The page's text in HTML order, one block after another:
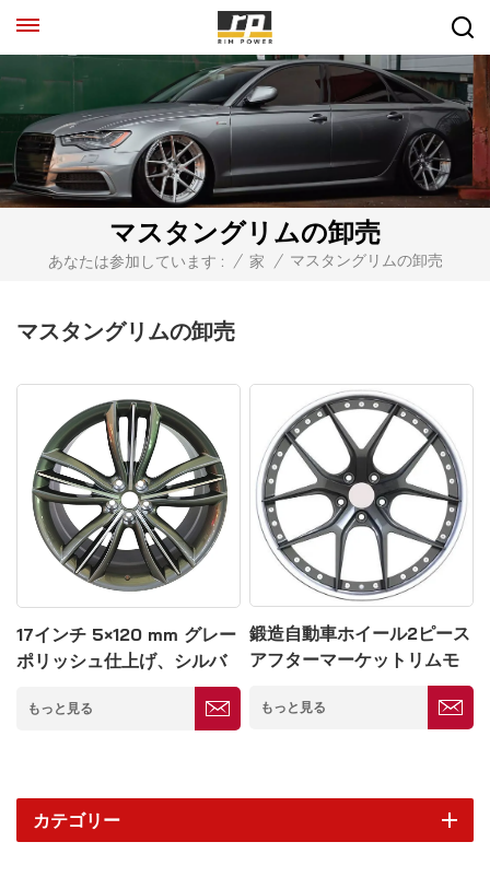
マスタングリムの卸売
あなたは参加しています : / 家 / マスタングリムの卸売
マスタングリムの卸売
17インチ 5×120 mm グレー
ポリッシュ仕上げ、シルバ
ースポーク鍛造ホイール
もっと見る
鍛造自動車ホイール2ピース
アフターマーケットリムモ
もっと見る
カテゴリー